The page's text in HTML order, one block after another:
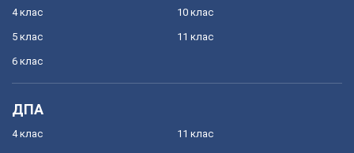
4 клас
5 клас
6 клас
10 клас
11 клас
ДПА
4 клас 11 клас